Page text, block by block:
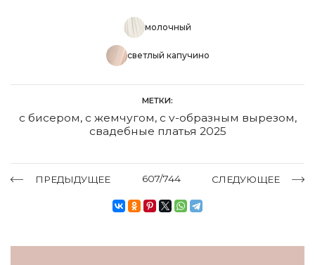
молочный
светлый капучино
МЕТКИ:
с бисером, с жемчугом, с v-образным вырезом,
свадебные платья 2025
ПРЕДЫДУЩЕЕ 607/744 СЛЕДУЮЩЕЕ